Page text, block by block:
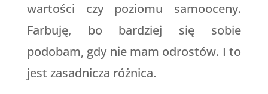
wartości czy poziomu samooceny.
Farbuję, bo bardziej się sobie
podobam, gdy nie mam odrostów. I to
jest zasadnicza różnica.